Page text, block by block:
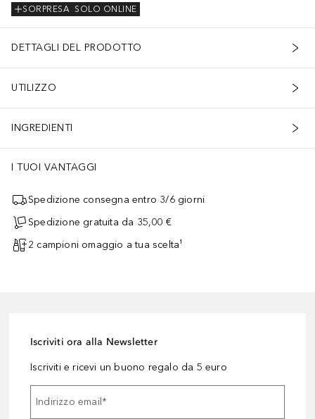
SOLO ONLINE
SORPRESA
DETTAGLI DEL PRODOTTO
UTILIZZO
INGREDIENTI
I TUOI VANTAGGI
Spedizione consegna entro 3/6 giorni
Spedizione gratuita da 35,00 €
2 campioni omaggio a tua scelta¹
Iscriviti ora alla Newsletter
Iscriviti e ricevi un buono regalo da 5 euro
Indirizzo email*